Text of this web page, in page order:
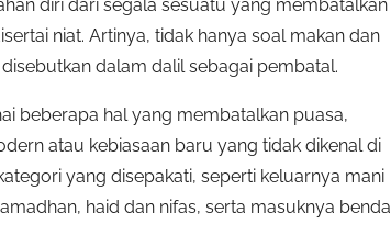
diri dari segala sesuatu yang membatalkan
niat. Artinya, tidak hanya soal makan dan
dalam dalil sebagai pembatal.
beberapa hal yang membatalkan puasa,
atau kebiasaan baru yang tidak dikenal di
yang disepakati, seperti keluarnya mani
haid dan nifas, serta masuknya benda